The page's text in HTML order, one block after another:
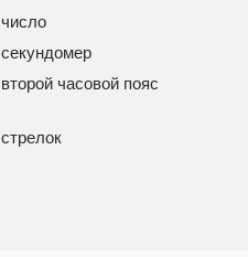
число
секундомер
второй часовой пояс
стрелок